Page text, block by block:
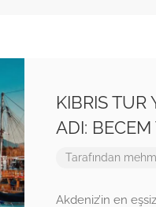
KIBRIS
ADI:
Tarafından
Akdeniz’in en